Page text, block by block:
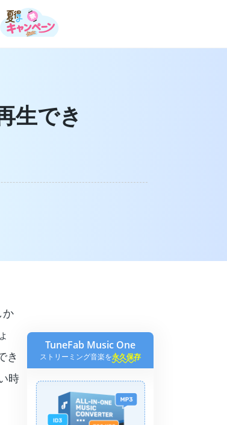
生でき
か
き
時
TuneFab Music One
ストリーミング音楽を永久保存